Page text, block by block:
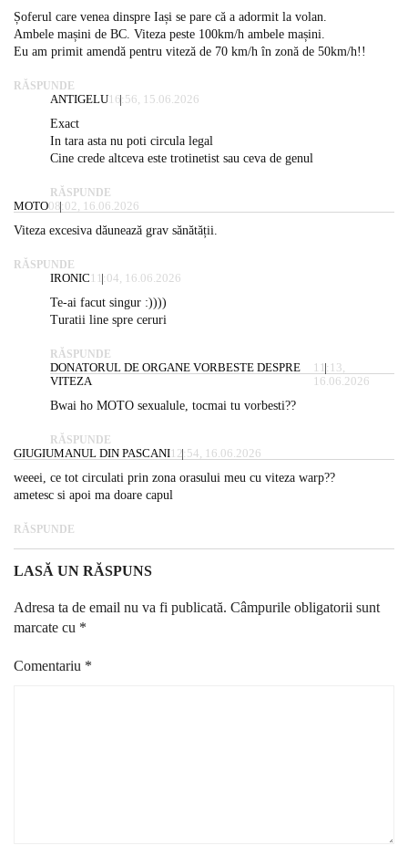
Șoferul care venea dinspre Iași se pare că a adormit la volan.
Ambele mașini de BC. Viteza peste 100km/h ambele mașini.
Eu am primit amendă pentru viteză de 70 km/h în zonă de 50km/h!!
RĂSPUNDE
ANTIGELU16:56, 15.06.2026
Exact
In tara asta nu poti circula legal
Cine crede altceva este trotinetist sau ceva de genul
RĂSPUNDE
MOTO08:02, 16.06.2026
Viteza excesiva dăunează grav sănătății.
RĂSPUNDE
IRONIC 11:04, 16.06.2026
Te-ai facut singur :))))
Turatii line spre ceruri
RĂSPUNDE
DONATORUL DE ORGANE VORBESTE DESPRE
VITEZA
11:13,
16.06.2026
Bwai ho MOTO sexualule, tocmai tu vorbesti??
RĂSPUNDE
GIUGIUMANUL DIN PASCANI12:54, 16.06.2026
weeei, ce tot circulati prin zona orasului meu cu viteza warp??
ametesc si apoi ma doare capul
RĂSPUNDE
LASĂ UN RĂSPUNS
Adresa ta de email nu va fi publicată. Câmpurile obligatorii sunt
marcate cu *
Comentariu *